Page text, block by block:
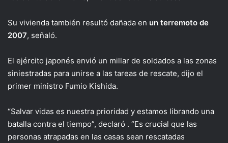
Su vivienda también resultó dañada en un terremoto de
2007, señaló.
El ejército japonés envió un millar de soldados a las zonas
siniestradas para unirse a las tareas de rescate, dijo el
primer ministro Fumio Kishida.
“Salvar vidas es nuestra prioridad y estamos librando una
batalla contra el tiempo”, declaró . “Es crucial que las
personas atrapadas en las casas sean rescatadas